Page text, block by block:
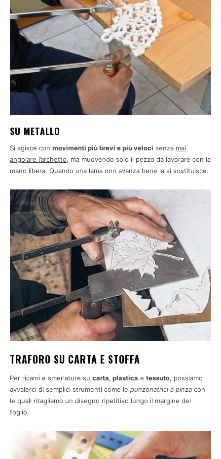
SU METALLO
Si agisce con movimenti più brevi e più veloci senza mai
angolare l’archetto, ma muovendo solo il pezzo da lavorare con la
mano libera. Quando una lama non avanza bene la si sostituisce.
TRAFORO SU CARTA E STOFFA
Per ricami e smerlature su carta, plastica e tessuto, possiamo
avvalerci di semplici strumenti come le punzonatrici a pinza con
le quali ritagliamo un disegno ripetitivo lungo il margine del
foglio.